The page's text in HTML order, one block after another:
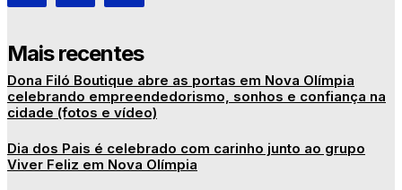
Mais recentes
Dona Filó Boutique abre as portas em Nova Olímpia
celebrando empreendedorismo, sonhos e confiança na
cidade (fotos e vídeo)
Dia dos Pais é celebrado com carinho junto ao grupo
Viver Feliz em Nova Olímpia